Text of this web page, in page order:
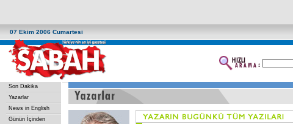
07 Ekim 2006 Cumartesi
Son Dakika
Yazarlar
News in English
Günün İçinden